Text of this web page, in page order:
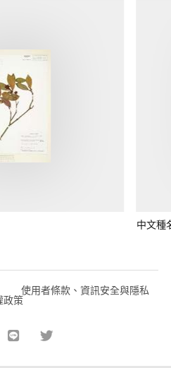
中文種
使用者條款、資訊安全與隱私
政策